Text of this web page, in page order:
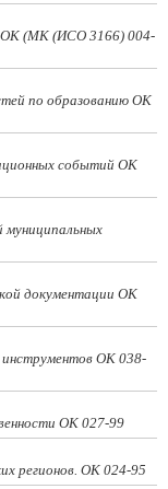
ОК (МК (ИСО 3166) 004-
по образованию ОК
событий ОК
документации ОК
OK 038-
ОК 027-99
регионов. ОК 024-95